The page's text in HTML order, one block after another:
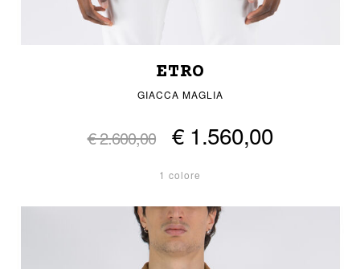
ETRO
GIACCA MAGLIA
€ 2.600,00 € 1.560,00
1 colore